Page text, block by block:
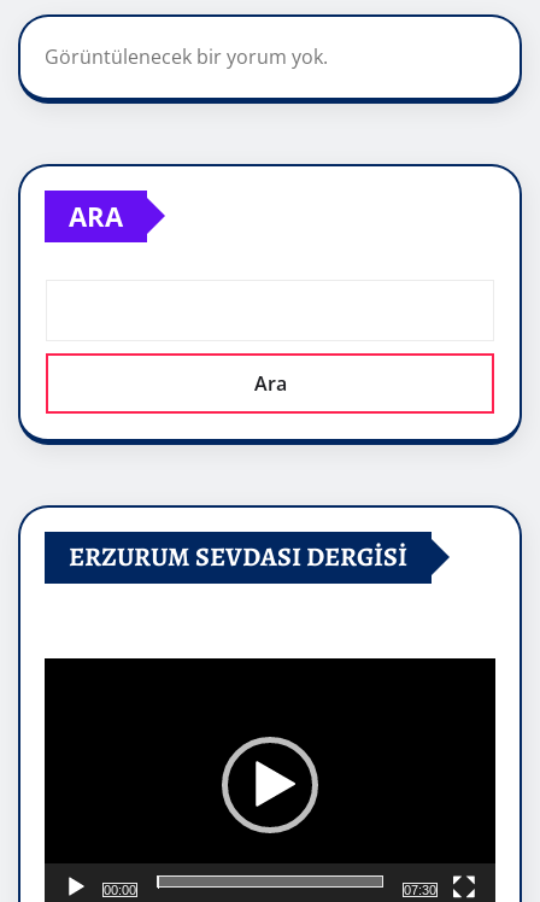
Görüntülenecek bir yorum yok.
ARA
Ara
ERZURUM SEVDASI DERGİSİ
00:00 07:30